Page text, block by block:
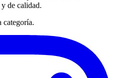
de calidad.
categoría.